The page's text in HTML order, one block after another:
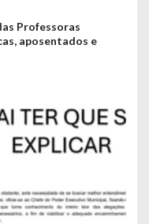
Professoras
aposentados e